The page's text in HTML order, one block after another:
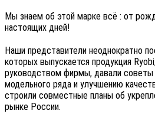
Мы знаем об этой марке всё : от
настоящих дней!
Наши представители неоднократно
которых выпускается продукция Ryobi
руководством фирмы, давали
модельного ряда и улучшению
строили совместные планы об
рынке России.